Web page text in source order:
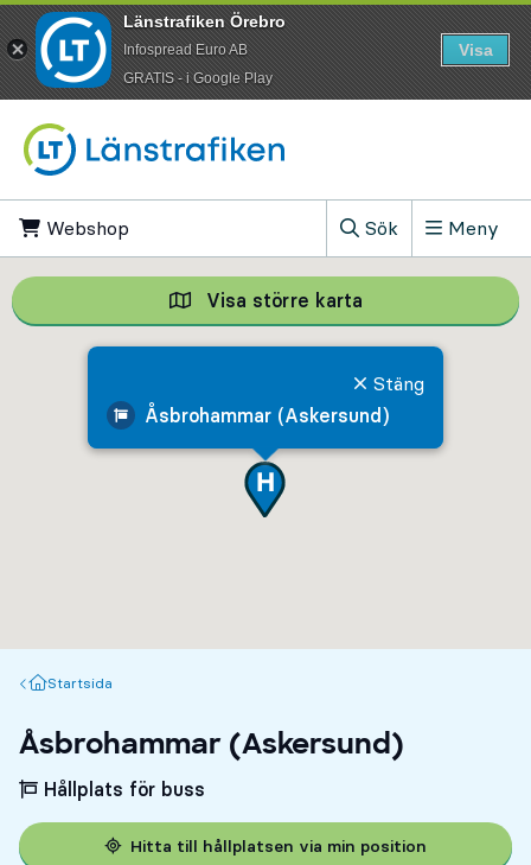
Webshop
Sök
, Visa sökfältet
Meny
Åsbrohammar (Askersund)
Stäng
Visa större karta Visa större
Startsida
Startsida
Åsbrohammar (Askersund)
Hållplats för buss
Hitta till hållplatsen via min position
Länstrafiken Örebro
Infospread Euro AB
​GRATIS - i Google Play
Visa